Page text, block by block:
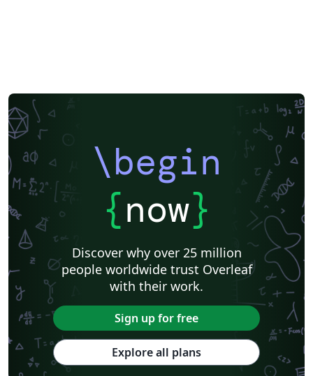
\begin
{now}
Discover why over 25 million
people worldwide trust Overleaf
with their work.
Sign up for free
Explore all plans